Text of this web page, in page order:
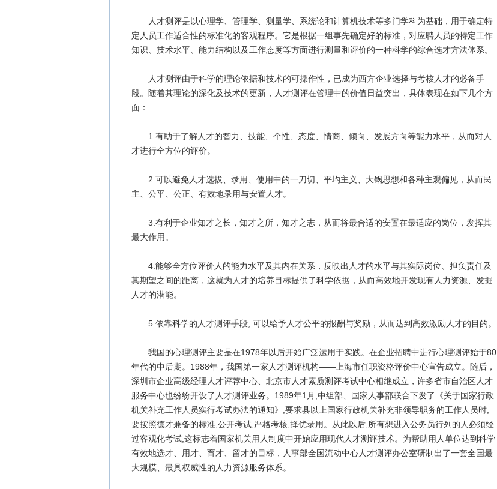
人才测评是以心理学、管理学、测量学、系统论和计算机技术等多门学科为基础，用于确定特
定人员工作适合性的标准化的客观程序。它是根据一组事先确定好的标准，对应聘人员的特定工作
知识、技术水平、能力结构以及工作态度等方面进行测量和评价的一种科学的综合选才方法体系。
人才测评由于科学的理论依据和技术的可操作性，已成为西方企业选择与考核人才的必备手
段。随着其理论的深化及技术的更新，人才测评在管理中的价值日益突出，具体表现在如下几个方
面：
1.有助于了解人才的智力、技能、个性、态度、情商、倾向、发展方向等能力水平，从而对人
才进行全方位的评价。
2.可以避免人才选拔、录用、使用中的一刀切、平均主义、大锅思想和各种主观偏见，从而民
主、公平、公正、有效地录用与安置人才。
3.有利于企业知才之长，知才之所，知才之志，从而将最合适的安置在最适应的岗位，发挥其
最大作用。
4.能够全方位评价人的能力水平及其内在关系，反映出人才的水平与其实际岗位、担负责任及
其期望之间的距离，这就为人才的培养目标提供了科学依据，从而高效地开发现有人力资源、发掘
人才的潜能。
5.依靠科学的人才测评手段, 可以给予人才公平的报酬与奖励，从而达到高效激励人才的目的。
我国的心理测评主要是在1978年以后开始广泛运用于实践。在企业招聘中进行心理测评始于80
年代的中后期。1988年，我国第一家人才测评机构——上海市任职资格评价中心宣告成立。随后，
深圳市企业高级经理人才评荐中心、北京市人才素质测评考试中心相继成立，许多省市自治区人才
服务中心也纷纷开设了人才测评业务。1989年1月,中组部、国家人事部联合下发了《关于国家行政
机关补充工作人员实行考试办法的通知》,要求县以上国家行政机关补充非领导职务的工作人员时,
要按照德才兼备的标准,公开考试,严格考核,择优录用。从此以后,所有想进入公务员行列的人必须经
过客观化考试,这标志着国家机关用人制度中开始应用现代人才测评技术。为帮助用人单位达到科学
有效地选才、用才、育才、留才的目标，人事部全国流动中心人才测评办公室研制出了一套全国最
大规模、最具权威性的人力资源服务体系。